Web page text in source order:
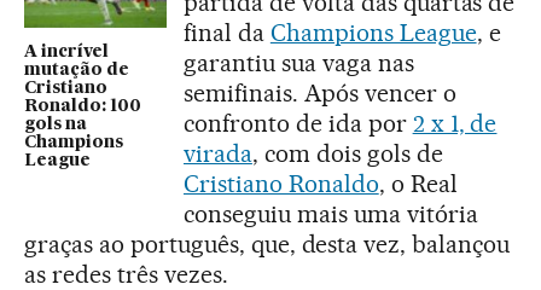
A incrível
mutação de
Cristiano
Ronaldo: 100
gols na
Champions
League
final da Champions League, e
garantiu sua vaga nas
semifinais. Após vencer o
confronto de ida por 2 x 1, de
virada, com dois gols de
Cristiano Ronaldo, o Real
conseguiu mais uma vitória
graças ao português, que, desta vez, balançou
as redes três vezes.